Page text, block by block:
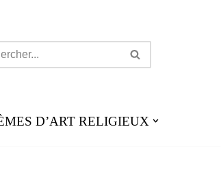
D’ART RELIGIEUX